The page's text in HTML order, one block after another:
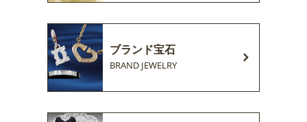
ブランド宝石
BRAND JEWELRY